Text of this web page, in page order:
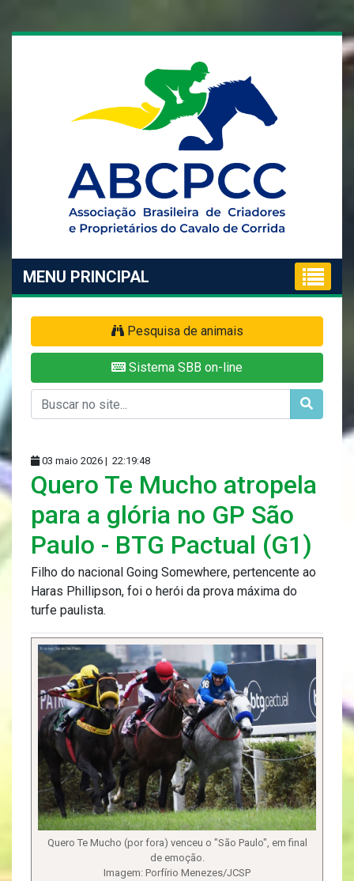
MENU PRINCIPAL
Pesquisa de animais
Sistema SBB on-line
03 maio 2026 | 22:19:48
Quero Te Mucho atropela
para a glória no GP São
Paulo - BTG Pactual (G1)
Filho do nacional Going Somewhere, pertencente ao
Haras Phillipson, foi o herói da prova máxima do
turfe paulista.
Quero Te Mucho (por fora) venceu o "São Paulo", em final
de emoção.
Imagem: Porfírio Menezes/JCSP